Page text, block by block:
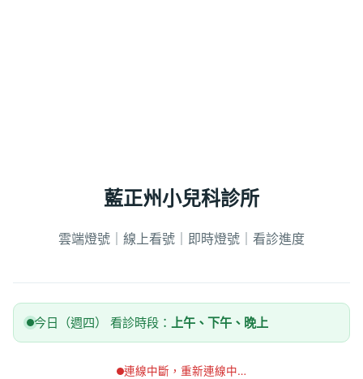
藍正州小兒科診所
雲端燈號｜線上看號｜即時燈號｜看診進度
今日（週四） 看診時段： 上午、下午、晚上
連線中斷，重新連線中…